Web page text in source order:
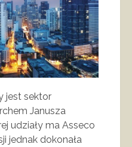
jest sektor
Janusza
udziały ma Asseco
jednak dokonała